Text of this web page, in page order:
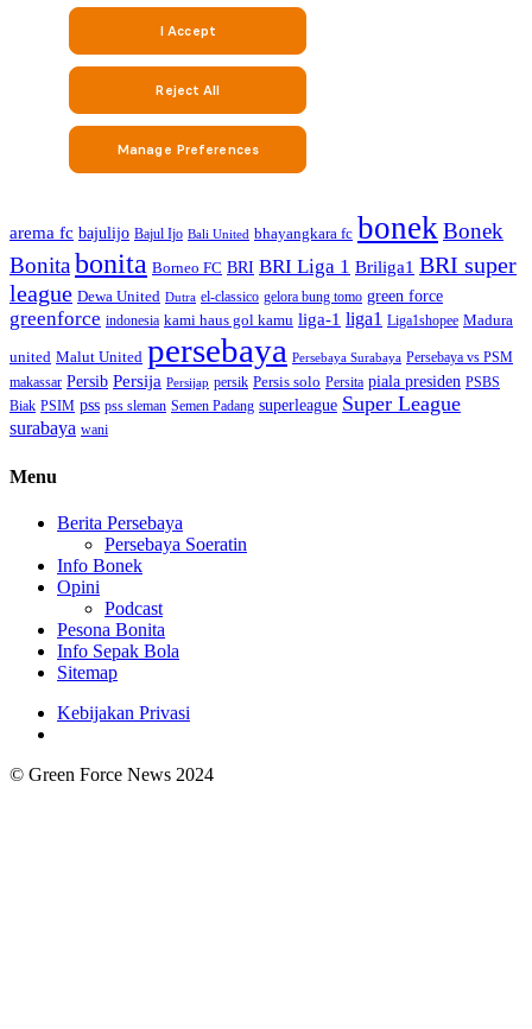
arema fc bajulijo Bajul Ijo Bali United bhayangkara fc bonekBonek
Bonitabonita Borneo FC BRI BRI Liga 1 Briliga1 BRI super
league Dewa United Dutra el-classico gelora bung tomo green force
greenforce indonesia kami haus gol kamu liga-1 liga1 Liga1shopee Madura
united Malut United persebaya Persebaya Surabaya Persebaya vs PSM
makassar Persib Persija Persijap persik Persis solo Persita piala presiden PSBS
Biak PSIM pss pss sleman Semen Padang superleague Super League
surabaya wani
Menu
Berita Persebaya
Persebaya Soeratin
Info Bonek
Opini
Podcast
Pesona Bonita
Info Sepak Bola
Sitemap
Kebijakan Privasi
© Green Force News 2024